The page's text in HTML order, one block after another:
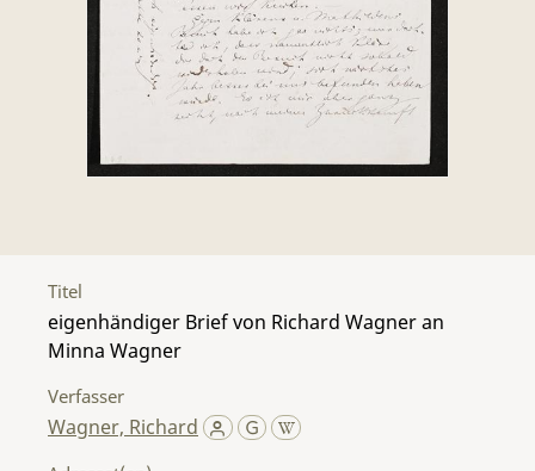
Titel
eigenhändiger Brief von Richard Wagner an
Minna Wagner
Verfasser
Wagner, Richard